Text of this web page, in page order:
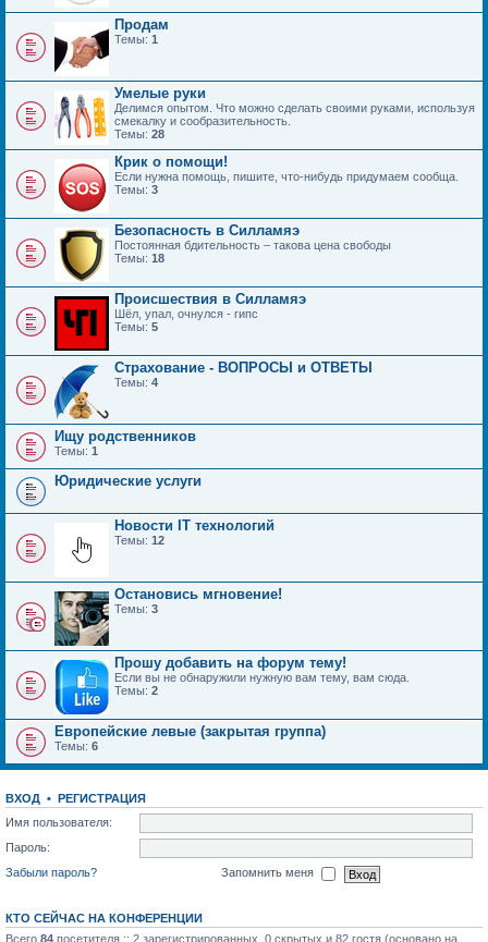
Продам
Темы: 1
Умелые руки
Делимся опытом. Что можно сделать своими руками, используя
смекалку и сообразительность.
Темы: 28
Крик о помощи!
Если нужна помощь, пишите, что-нибудь придумаем сообща.
Темы: 3
Безопасность в Силламяэ
Постоянная бдительность – такова цена свободы
Темы: 18
Происшествия в Силламяэ
Шёл, упал, очнулся - гипс
Темы: 5
Страхование - ВОПРОСЫ и ОТВЕТЫ
Темы: 4
Ищу родственников
Темы: 1
Юридические услуги
Новости IT технологий
Темы: 12
Остановись мгновение!
Темы: 3
Прошу добавить на форум тему!
Если вы не обнаружили нужную вам тему, вам сюда.
Темы: 2
Европейские левые (закрытая группа)
Темы: 6
ВХОД • РЕГИСТРАЦИЯ
Имя пользователя:
Пароль:
Забыли пароль?
Запомнить меня
КТО СЕЙЧАС НА КОНФЕРЕНЦИИ
Всего 84 посетителя :: 2 зарегистрированных, 0 скрытых и 82 гостя (основано на